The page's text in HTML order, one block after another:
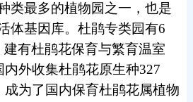
类最多的植物园之一，也是
体基因库。杜鹃专类园有6
有杜鹃花保育与繁育温室
内外收集杜鹃花原生种327
成为了国内保育杜鹃花属植物